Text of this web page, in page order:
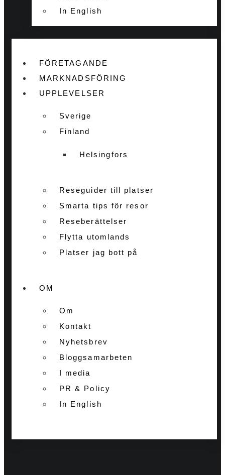
In English
FÖRETAGANDE
MARKNADSFÖRING
UPPLEVELSER
Sverige
Finland
Helsingfors
Reseguider till platser
Smarta tips för resor
Reseberättelser
Flytta utomlands
Platser jag bott på
OM
Om
Kontakt
Nyhetsbrev
Bloggsamarbeten
I media
PR & Policy
In English